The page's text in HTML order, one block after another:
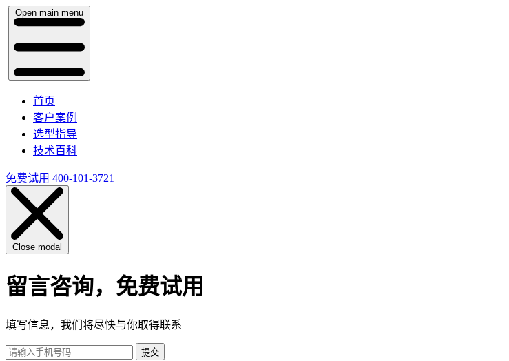
Open main menu
首页
客户案例
选型指导
技术百科
免费试用 400-101-3721
Close modal
留言咨询，免费试用
填写信息，我们将尽快与你取得联系
提交